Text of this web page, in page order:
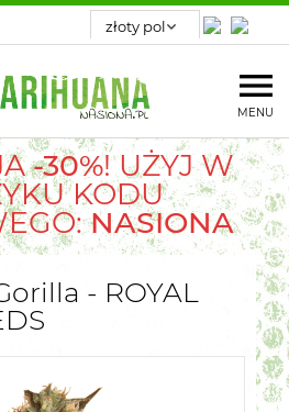
MENU
-30%! UŻYJ W
KODU
NASIONA
- ROYAL